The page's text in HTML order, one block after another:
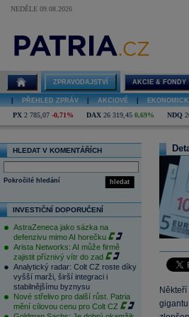
NEDĚLE 09.08.2026
ZPRAVODAJSTVÍ AKCIE & FONDY
PŘEHLED ZPRÁV AKCIOVÉ
PX 2 785,07 -0,71% DAX 26 319,45 0,69% NDQ
HLEDAT V KOMENTÁŘÍCH
hledat
Pokročilé hledání
INVESTIČNÍ DOPORUČENÍ
AstraZeneca jako sázka na
defenzivu mimo AI horečku
Arista Networks: AI může firmě
zajistit příznivý vítr do zad
Analytický radar: Colt CZ roste díky
vyšší marži, širší integraci i
stabilnějšímu byznysu
Nové střelivo pro další růst. Patria
mění cílovou cenu pro Colt CZ